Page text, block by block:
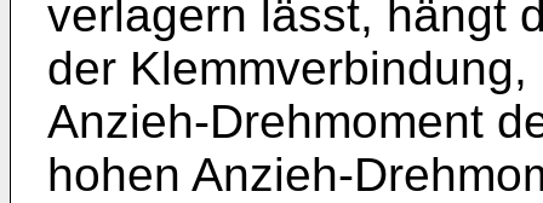
verlagern lässt, hängt
der
Anzieh-Drehmoment
hohen Anzieh-